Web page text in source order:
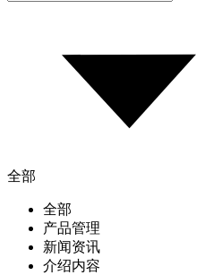
全部
全部
产品管理
新闻资讯
介绍内容